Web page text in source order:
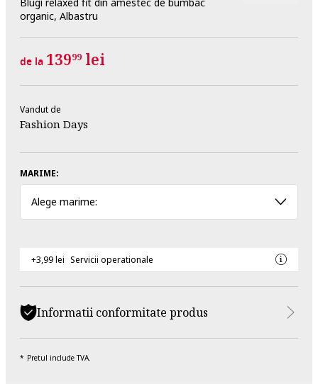
organic, Albastru
de la 13999 lei
Vandut de
Fashion Days
MARIME:
Alege marime:
+3,99 lei Servicii operationale
Informatii conformitate produs
Pretul include TVA.